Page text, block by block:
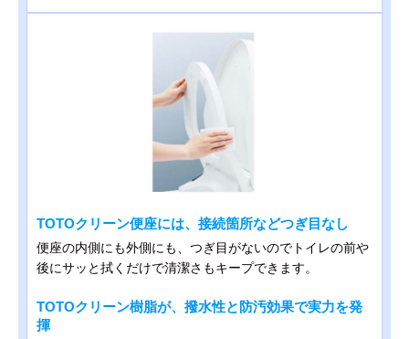
TOTOクリーン便座には、接続箇所などつぎ目なし
便座の内側にも外側にも、つぎ目がないのでトイレの前や
後にサッと拭くだけで清潔さもキープできます。
TOTOクリーン樹脂が、撥水性と防汚効果で実力を発
揮